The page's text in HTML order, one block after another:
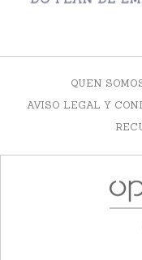
QUEN
AVISO LEGAL Y